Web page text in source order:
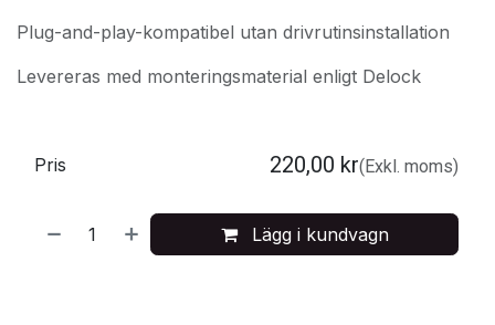
Plug-and-play-kompatibel utan drivrutinsinstallation
Levereras med monteringsmaterial enligt Delock
Lägg i kundvagn
Pris 220,00 kr(Exkl. moms)